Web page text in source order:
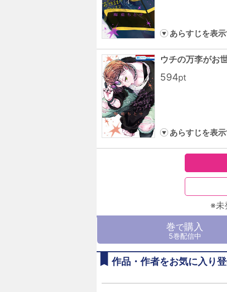
あらすじを表
ウチの万李がお
594pt
あらすじを表
※未
巻で購入
5巻配信中
作品・作者をお気に入り